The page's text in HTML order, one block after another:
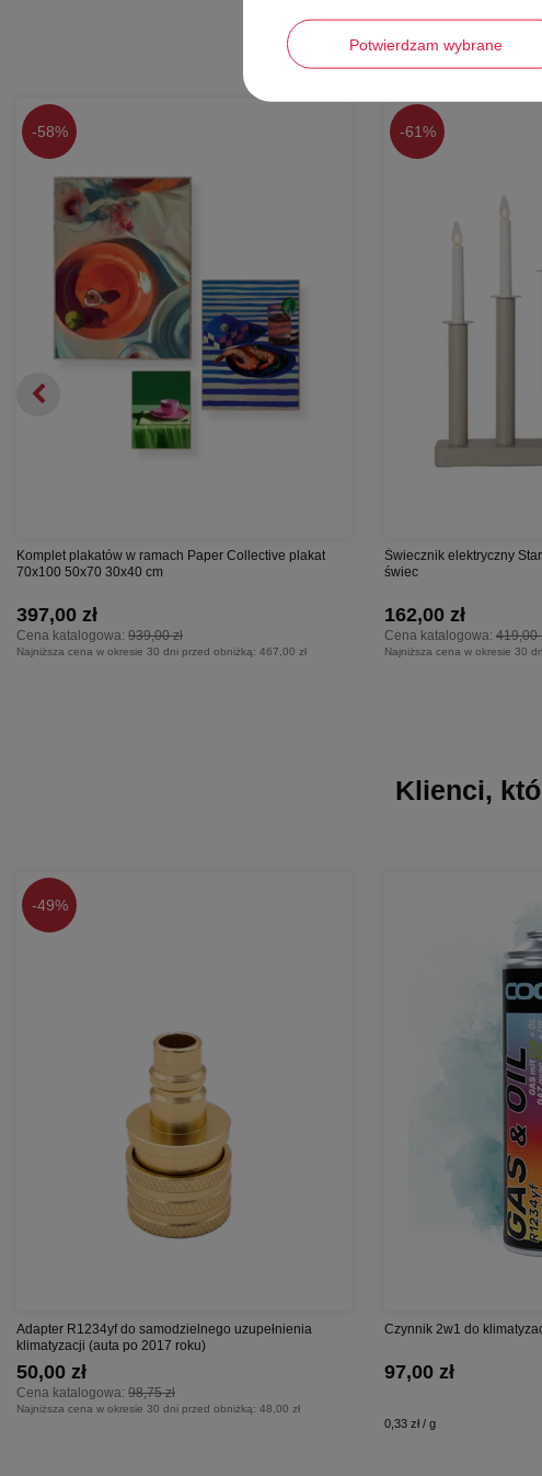
-58%
Komplet plakatów w ramach Paper Collective plakat
70x100 50x70 30x40 cm
Cena katalogowa: 939,00 zł
397,00 zł
Najniższa cena w okresie 30 dni przed obniżką: 467,00 zł
-61%
Świecznik elektryczny
świec
Cena katalogowa: 419,00
162,00 zł
Najniższa cena w okresie 30
Klienci,
-49%
Adapter R1234yf do samodzielnego uzupełnienia
klimatyzacji (auta po 2017 roku)
Cena katalogowa: 98,75 zł
50,00 zł
Najniższa cena w okresie 30 dni przed obniżką: 48,00 zł
Czynnik 2w1 do
97,00 zł
0,33 zł / g
Potwierdzam wybrane